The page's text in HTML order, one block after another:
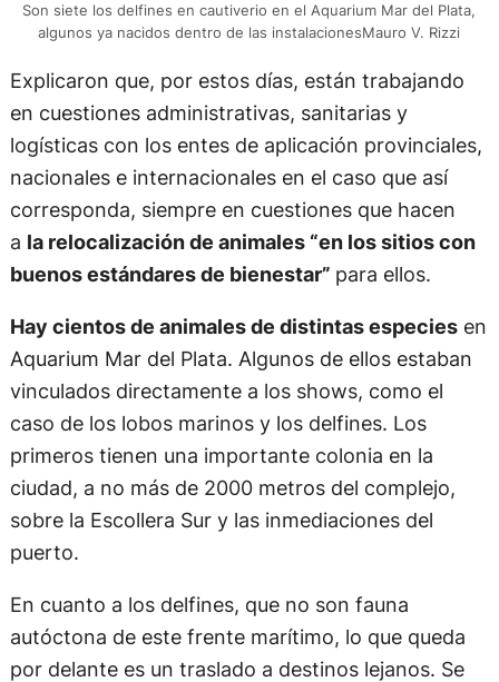
Son siete los delfines en cautiverio en el Aquarium Mar del Plata,
algunos ya nacidos dentro de las instalacionesMauro V. Rizzi
Explicaron que, por estos días, están trabajando
en cuestiones administrativas, sanitarias y
logísticas con los entes de aplicación provinciales,
nacionales e internacionales en el caso que así
corresponda, siempre en cuestiones que hacen
a la relocalización de animales “en los sitios con
buenos estándares de bienestar” para ellos.
Hay cientos de animales de distintas especiesen
Aquarium Mar del Plata. Algunos de ellos estaban
vinculados directamente a los shows, como el
caso de los lobos marinos y los delfines. Los
primeros tienen una importante colonia en la
ciudad, a no más de 2000 metros del complejo,
sobre la Escollera Sur y las inmediaciones del
puerto.
En cuanto a los delfines, que no son fauna
autóctona de este frente marítimo, lo que queda
por delante es un traslado a destinos lejanos. Se